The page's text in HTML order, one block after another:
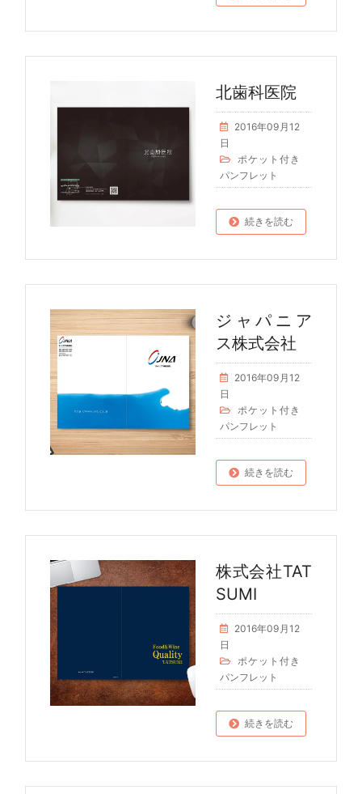
北歯科医院
2016年09月12
日
ポケット付き
パンフレット
続きを読む
ジャパニア
ス株式会社
2016年09月12
日
ポケット付き
パンフレット
続きを読む
株式会社TAT
SUMI
2016年09月12
日
ポケット付き
パンフレット
続きを読む